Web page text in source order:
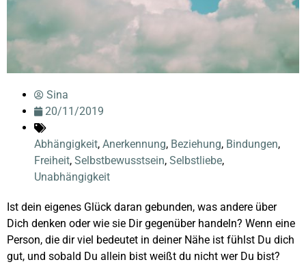
Sina
20/11/2019
Abhängigkeit, Anerkennung, Beziehung, Bindungen,
Freiheit, Selbstbewusstsein, Selbstliebe,
Unabhängigkeit
Ist dein eigenes Glück daran gebunden, was andere über
Dich denken oder wie sie Dir gegenüber handeln? Wenn eine
Person, die dir viel bedeutet in deiner Nähe ist fühlst Du dich
gut, und sobald Du allein bist weißt du nicht wer Du bist?